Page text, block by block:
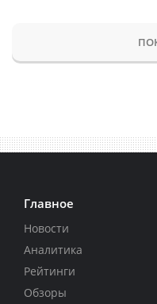
Главное
Новости
Аналитика
Рейтинги
Обзоры